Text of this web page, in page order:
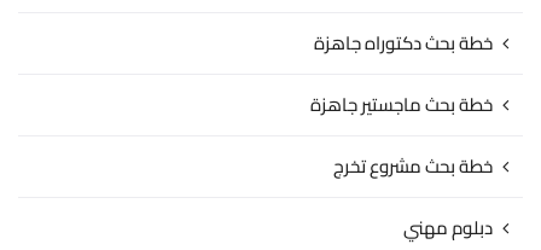
خطة بحث دكتوراه جاهزة
خطة بحث ماجستير جاهزة
خطة بحث مشروع تخرج
دبلوم مهني